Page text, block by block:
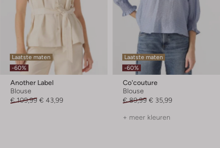
Laatste maten
-60%
Another Label
Blouse
€ 109,99 € 43,99
Laatste maten
-60%
Co'couture
Blouse
€ 89,99 € 35,99
+ meer kleuren